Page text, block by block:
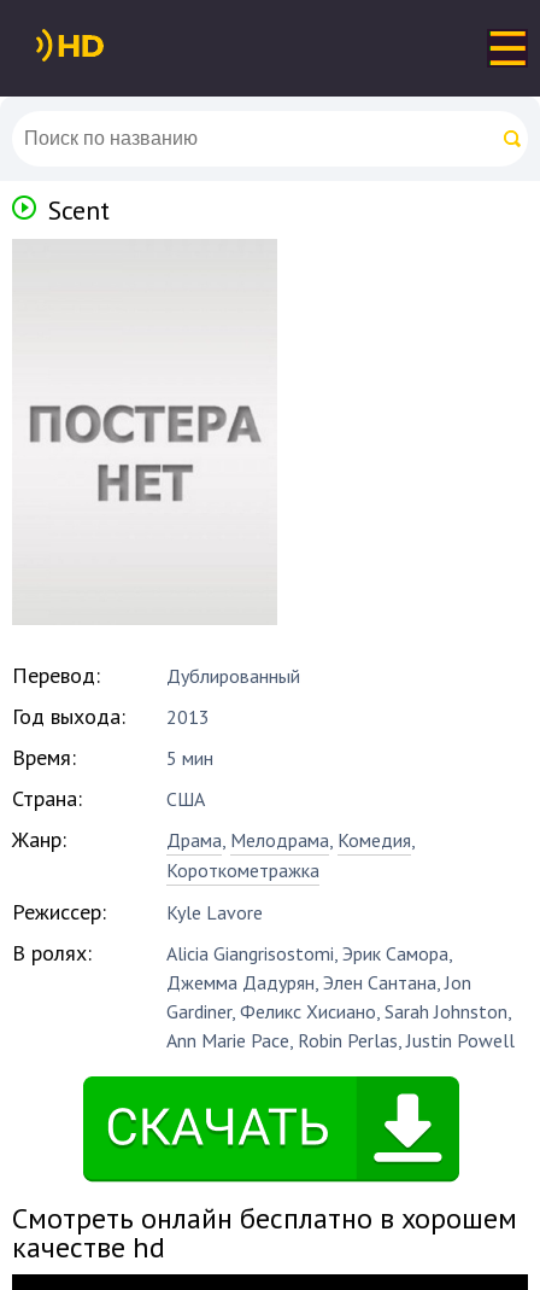
Scent
Перевод: Дублированный
Год выхода: 2013
Время: 5 мин
Страна: США
Жанр: Драма, Мелодрама, Комедия,
Короткометражка
Режиссер: Kyle Lavore
В ролях: Alicia Giangrisostomi,Эрик Самора,
Джемма Дадурян,Элен Сантана,Jon
Gardiner,Феликс Хисиано,Sarah Johnston,
Ann Marie Pace, Robin Perlas,Justin Powell
Смотреть онлайн бесплатно в хорошем
качестве hd